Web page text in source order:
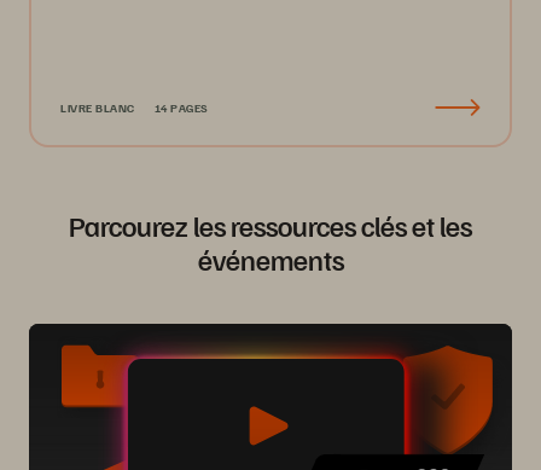
LIVRE BLANC 14 PAGES
Parcourez les ressources clés et les
événements